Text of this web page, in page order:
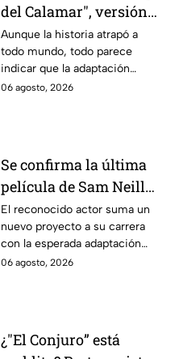
del Calamar", versión
Estados Unidos? Esto
es lo que se sabe al
momento
Aunque la historia atrapó a
todo mundo, todo parece
indicar que la adaptación
podría ser cancelada:
06 agosto, 2026
Se confirma la última
película de Sam Neill
antes de morir: esto es
lo que se sabe hasta
ahora
El reconocido actor suma un
nuevo proyecto a su carrera
con la esperada adaptación
cinematográfica del popular
06 agosto, 2026
¿"El Conjuro” está